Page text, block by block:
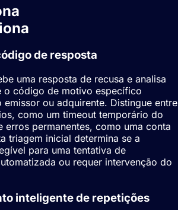
de resposta
uma resposta de recusa e analisa
o código de motivo específico
ou adquirente. Distingue entre
como um timeout temporário do
erros permanentes, como uma conta
triagem inicial determina se a
para uma tentativa de
ou requer intervenção do
inteligente de repetições